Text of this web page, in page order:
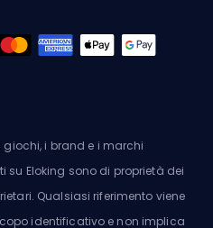
giochi, i brand e i marchi
su Eloking sono di proprietà dei
Qualsiasi riferimento viene
identificativo e non implica